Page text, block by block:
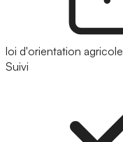
loi d'orientation agricole
Suivi